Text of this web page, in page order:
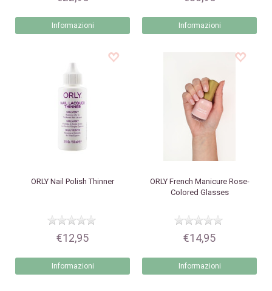
Informazioni Informazioni
ORLY Nail Polish Thinner
€12,95
Informazioni
ORLYFrench Manicure Rose-
Colored Glasses
€14,95
Informazioni